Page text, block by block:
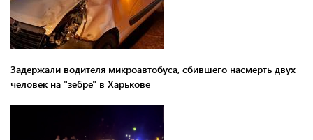
Задержали водителя микроавтобуса, сбившего насмерть двух
человек на "зебре" в Харькове